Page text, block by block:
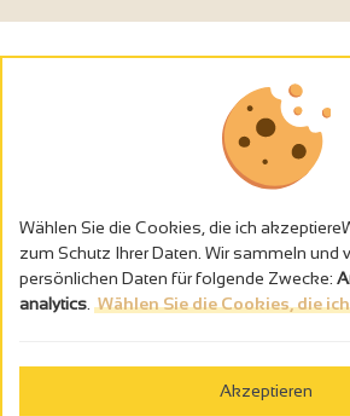
Alkoholmissbrauch ist gefährlich für die
Wählen Sie die Cookies, die ich
zum Schutz Ihrer Daten. Wir sammeln und
persönlichen Daten für folgende Zwecke:
analytics Wählen Sie die Cookies, die
Akzeptieren